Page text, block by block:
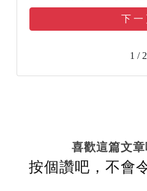
下 一
1 / 2
喜歡這篇文章
按個讚吧，不會